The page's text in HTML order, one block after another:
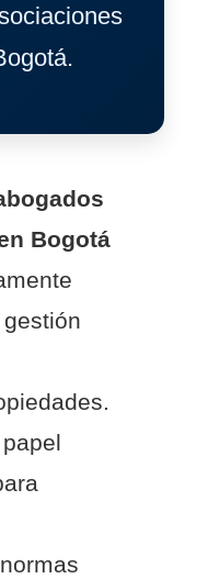
Bogotá